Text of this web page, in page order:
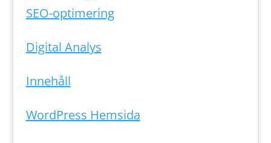
SEO-optimering
Digital Analys
Innehåll
WordPress Hemsida